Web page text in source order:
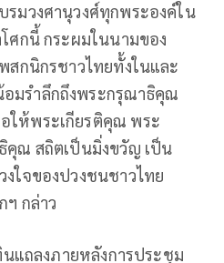
รมวงศานุวงศ์ทุกพระองค์ใน
โศกนี้ กระผมในนามของ
สกนิกรชาวไทยทั้งในและ
มรำลึกถึงพระกรุณาธิคุณ
ห้พระเกียรติคุณ พระ
คุณ สถิตเป็นมิ่งขวัญ เป็น
งใจของปวงชนชาวไทย
ฯ กล่าว
แถลงภายหลังการประชุม